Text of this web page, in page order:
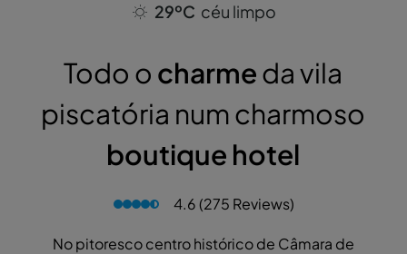
29ºC céu limpo
Todo o charmeda vila
piscatória num charmoso
boutique hotel
4.6 (275 Reviews)
No pitoresco centro histórico de Câmara de